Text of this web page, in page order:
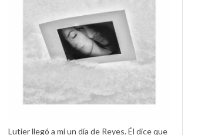
Lutier llegó a mí un día de Reyes. Él dice que